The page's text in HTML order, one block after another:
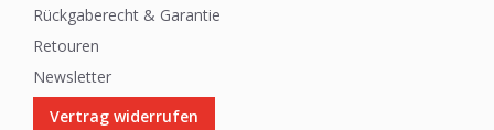
Rückgaberecht & Garantie
Retouren
Newsletter
Vertrag widerrufen